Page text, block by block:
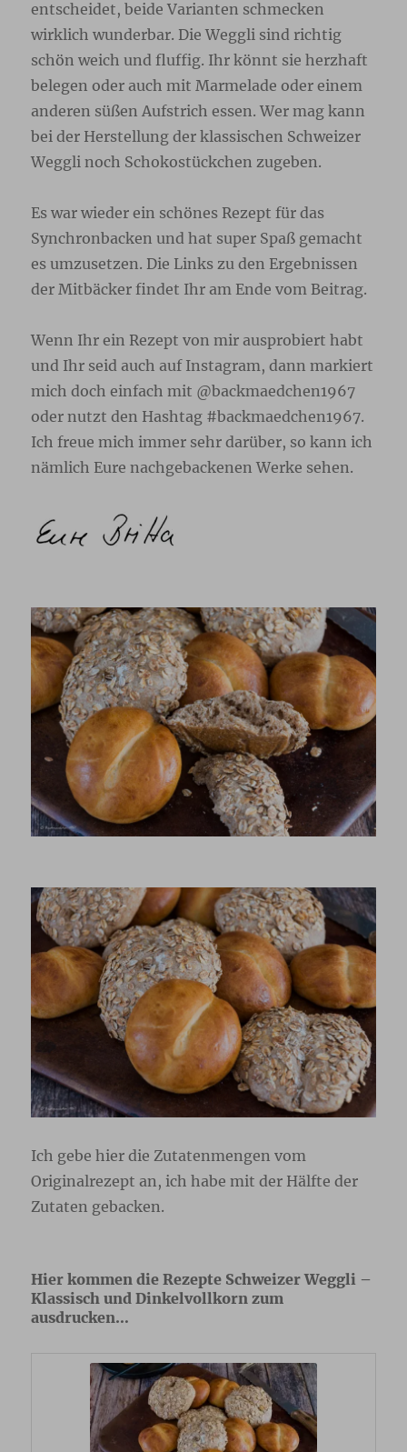
entscheidet, beide Varianten schmecken
wirklich wunderbar. Die Weggli sind richtig
schön weich und fluffig. Ihr könnt sie herzhaft
belegen oder auch mit Marmelade oder einem
anderen süßen Aufstrich essen. Wer mag kann
bei der Herstellung der klassischen Schweizer
Weggli noch Schokostückchen zugeben.
Es war wieder ein schönes Rezept für das
Synchronbacken und hat super Spaß gemacht
es umzusetzen. Die Links zu den Ergebnissen
der Mitbäcker findet Ihr am Ende vom Beitrag.
Wenn Ihr ein Rezept von mir ausprobiert habt
und Ihr seid auch auf Instagram, dann markiert
mich doch einfach mit @backmaedchen1967
oder nutzt den Hashtag #backmaedchen1967.
Ich freue mich immer sehr darüber, so kann ich
nämlich Eure nachgebackenen Werke sehen.
Ich gebe hier die Zutatenmengen vom
Originalrezept an, ich habe mit der Hälfte der
Zutaten gebacken.
Hier kommen die Rezepte Schweizer Weggli –
Klassisch und Dinkelvollkorn zum
ausdrucken…